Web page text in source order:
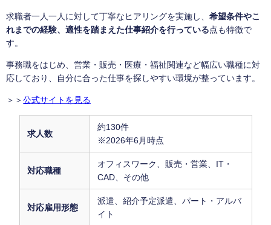
求職者一人一人に対して丁寧なヒアリングを実施し、 希望条件やこ
れまでの経験、適性を踏まえた仕事紹介を行っている 点も特徴で
す。
事務職をはじめ、営業・販売・医療・福祉関連など幅広い職種に対
応しており、自分に合った仕事を探しやすい環境が整っています。
＞＞ 公式サイトを見る
求人数
約130件
※2026年6月時点
対応職種
オフィスワーク、販売・営業、IT・
CAD、その他
対応雇用形態
派遣、紹介予定派遣、パート・アルバ
イト